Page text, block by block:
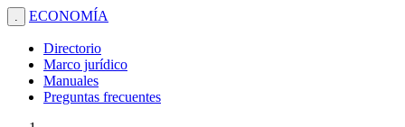
. ECONOMÍA
Directorio
Marco jurídico
Manuales
Preguntas frecuentes